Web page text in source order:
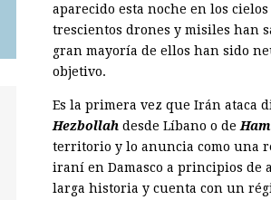
aparecido esta noche en los
trescientos drones y misiles han
gran mayoría de ellos han sido
objetivo.
Es la primera vez que Irán ataca
Hezbollah desde Líbano o de
territorio y lo anuncia como una
iraní en Damasco a principios de
larga historia y cuenta con un